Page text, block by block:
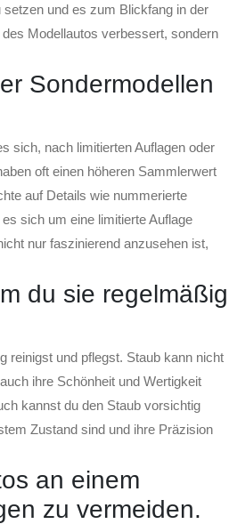
und es zum Blickfang in der
Modellautos verbessert, sondern
Sondermodellen
sich, nach limitierten Auflagen oder
oft einen höheren Sammlerwert
auf Details wie nummerierte
sich um eine limitierte Auflage
nur faszinierend anzusehen ist,
du sie regelmäßig
reinigst und pflegst. Staub kann nicht
ihre Schönheit und Wertigkeit
kannst du den Staub vorsichtig
Zustand sind und ihre Präzision
an einem
zu vermeiden.